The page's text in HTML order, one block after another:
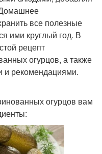
Домашнее
все полезные
ими круглый год. В
рецепт
огурцов, а также
и рекомендациями.
огурцов вам